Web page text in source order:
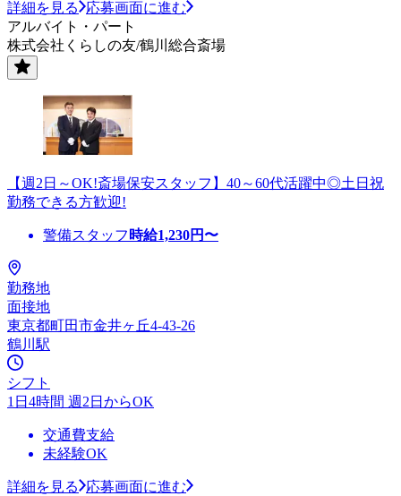
詳細を見る
応募画面に進む
アルバイト・パート
株式会社くらしの友/鶴川総合斎場
【週2日～OK!斎場保安スタッフ】40～60代活躍中◎土日祝
勤務できる方歓迎!
警備スタッフ 時給1,230円〜
勤務地
面接地
東京都町田市金井ヶ丘4-43-26
鶴川駅
シフト
1日4時間 週2日からOK
交通費支給
未経験OK
詳細を見る
応募画面に進む